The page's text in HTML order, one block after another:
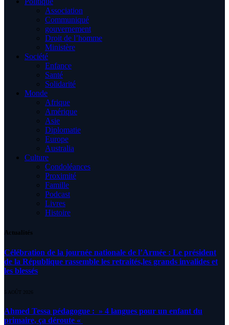
Association
Communiqué
gouvernement
Droit de l’homme
Ministère
Société
Enfance
Santé
Solidarité
Monde
Afrique
Amérique
Asie
Diplomatie
Europe
Australia
Culture
Condoléances
Proximité
Famille
Podcast
Livres
Histoire
Actualités
Célébration de la journée nationale de l’Armée : Le président
de la République rassemble les retraités,les grands invalides et
les blessés
5 AOÛT 2026
Ahmed Tessa pédagogue : » 4 langues pour un enfant du
primaire, ça déroute «